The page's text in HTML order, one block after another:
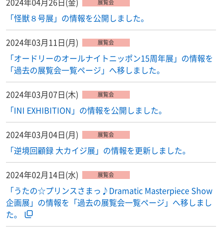
展覧会
「怪獣８号展」の情報を公開しました。
2024年03月11日(月) 展覧会
「オードリーのオールナイトニッポン15周年展」の情報を
「過去の展覧会一覧ページ」へ移しました。
2024年03月07日(木) 展覧会
「INI EXHIBITION」の情報を公開しました。
2024年03月04日(月) 展覧会
「逆境回顧録 大カイジ展」の情報を更新しました。
2024年02月14日(水) 展覧会
「うたの☆プリンスさまっ♪Dramatic Masterpiece Show
企画展」の情報を「過去の展覧会一覧ページ」へ移しまし
た。